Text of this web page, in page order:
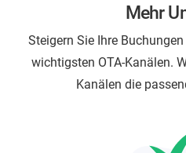
Mehr
Steigern Sie Ihre
wichtigsten OTA-Kanälen.
Kanälen die